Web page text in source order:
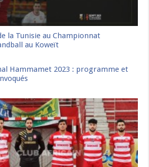
la Tunisie au Championnat
au Koweït
Hammamet 2023 : programme et